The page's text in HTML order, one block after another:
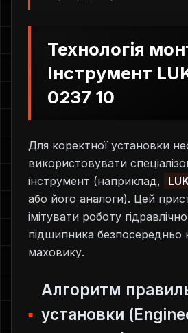
Технологія
Інструмент
0237 10
Для коректної установки
використовувати
інструмент (наприклад,
або його аналоги). Цей
імітувати роботу
підшипника безпосередньо
маховику.
Алгоритм
установки